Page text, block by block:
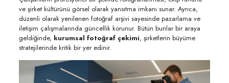
ve şirket kültürünü görsel olarak yansıtma imkanı sunar. Ayrıca,
düzenli olarak yenilenen fotoğraf arşivi sayesinde pazarlama ve
iletişim çalışmalarında güncellik korunur. Bütün bunlar bir araya
geldiğinde, kurumsal fotoğraf çekimi, şirketlerin büyüme
stratejilerinde kritik bir yer edinir.